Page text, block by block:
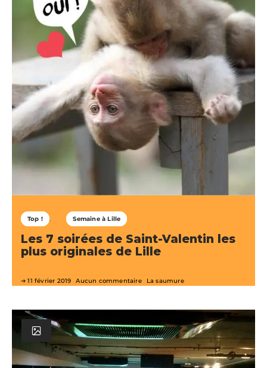
Top ! Semaine à Lille
Les 7 soirées de Saint-Valentin les
plus originales de Lille
11 février 2019 Aucun commentaire La saumure